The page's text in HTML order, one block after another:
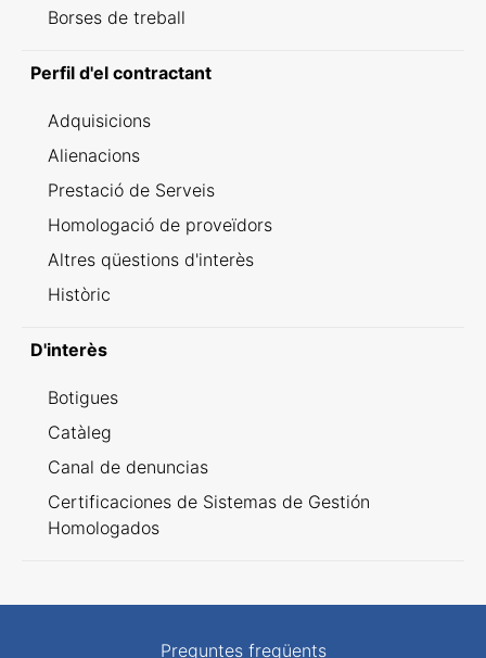
Borses de treball
Perfil d'el contractant
Adquisicions
Alienacions
Prestació de Serveis
Homologació de proveïdors
Altres qüestions d'interès
Històric
D'interès
Botigues
Catàleg
Canal de denuncias
Certificaciones de Sistemas de Gestión
Homologados
Preguntes freqüents